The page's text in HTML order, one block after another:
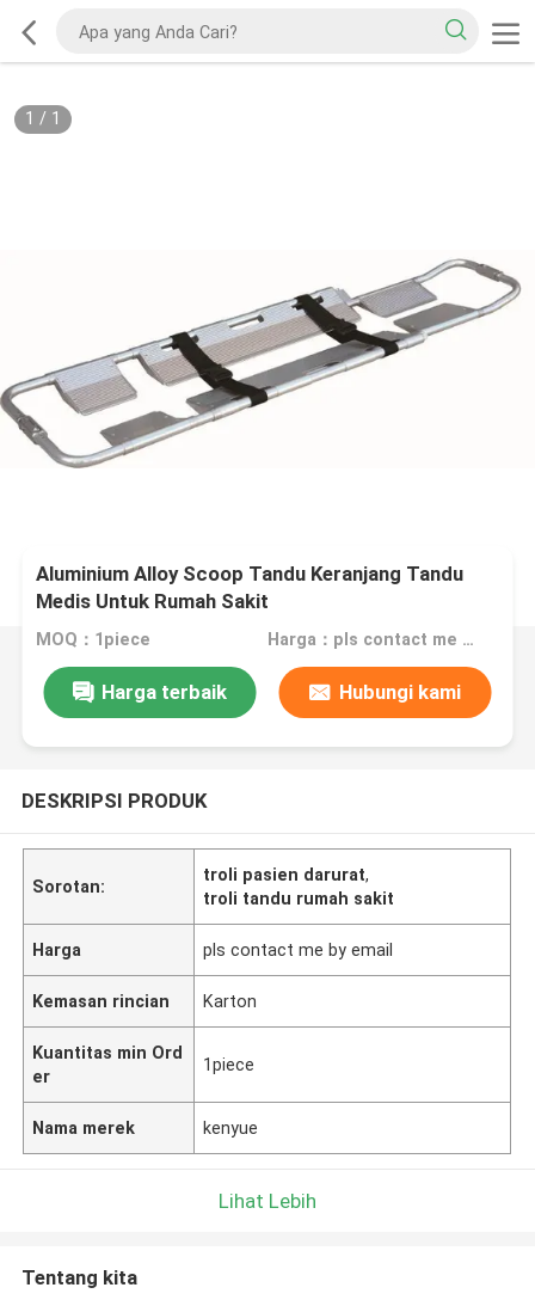
1 / 1
Aluminium Alloy Scoop Tandu Keranjang Tandu
Medis Untuk Rumah Sakit
MOQ：1piece Harga：pls contact me by email
Harga terbaik Hubungi kami
DESKRIPSI PRODUK
Sorotan:
troli pasien darurat,
troli tandu rumah sakit
Harga pls contact me by email
Kemasan rincian Karton
Kuantitas min Ord
er
1piece
Nama merek kenyue
Lihat Lebih
Tentang kita